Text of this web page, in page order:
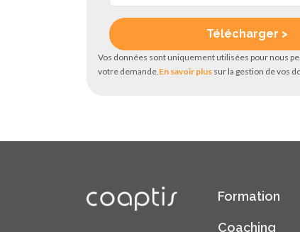
Vos données sont uniquement utilisées pour nous
votre demande.En savoir plus sur la gestion de vos
Formation
Coaching